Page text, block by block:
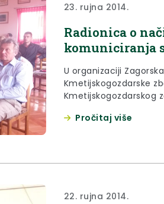
23. rujna 2014.
Radionica o
komuniciranja
U organizaciji
Kmetijskogozdarske
Kmetijskogozdarskog
godine, u sklopu
Pročitaj više
22. rujna 2014.